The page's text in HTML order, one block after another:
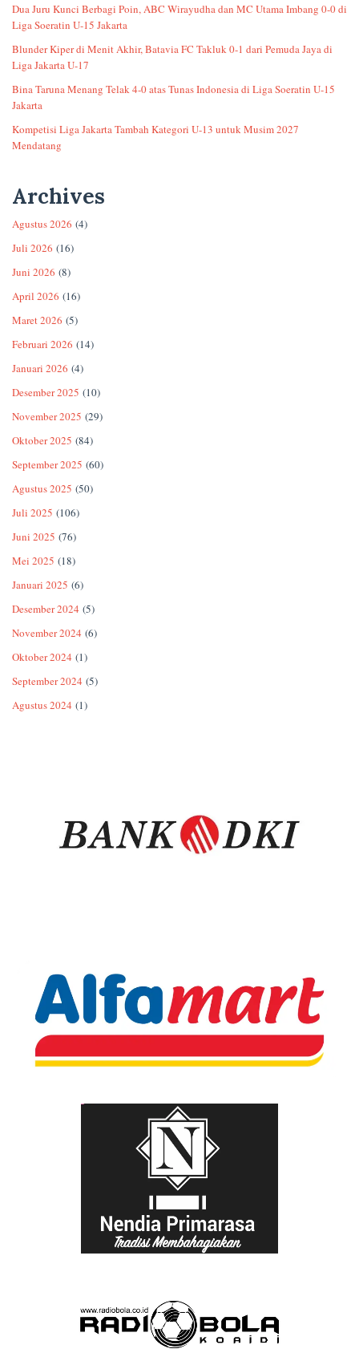
Dua Juru Kunci Berbagi Poin, ABC Wirayudha dan MC Utama Imbang 0-0 di
Liga Soeratin U-15 Jakarta
Blunder Kiper di Menit Akhir, Batavia FC Takluk 0-1 dari Pemuda Jaya di
Liga Jakarta U-17
Bina Taruna Menang Telak 4-0 atas Tunas Indonesia di Liga Soeratin U-15
Jakarta
Kompetisi Liga Jakarta Tambah Kategori U-13 untuk Musim 2027
Mendatang
Archives
Agustus 2026 (4)
Juli 2026 (16)
Juni 2026 (8)
April 2026 (16)
Maret 2026 (5)
Februari 2026 (14)
Januari 2026 (4)
Desember 2025 (10)
November 2025 (29)
Oktober 2025 (84)
September 2025 (60)
Agustus 2025 (50)
Juli 2025 (106)
Juni 2025 (76)
Mei 2025 (18)
Januari 2025 (6)
Desember 2024 (5)
November 2024 (6)
Oktober 2024 (1)
September 2024 (5)
Agustus 2024 (1)